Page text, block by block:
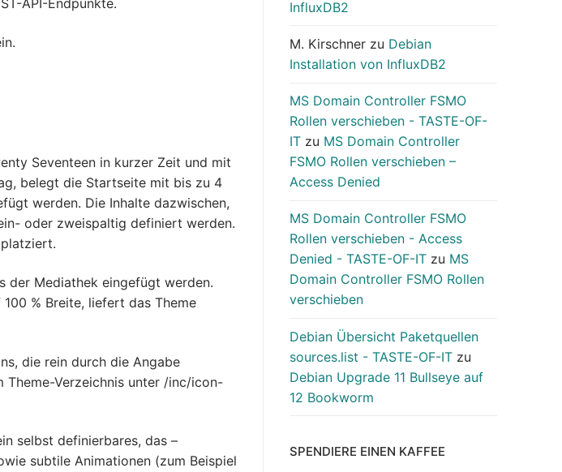
Seventeen in kurzer Zeit und mit
belegt die Startseite mit bis zu 4
werden. Die Inhalte dazwischen,
oder zweispaltig definiert werden.
der Mediathek eingefügt werden.
% Breite, liefert das Theme
die rein durch die Angabe
Theme-Verzeichnis unter /inc/icon-
selbst definierbares, das –
subtile Animationen (zum Beispiel
InfluxDB2
M. Kirschner zu Debian
Installation von InfluxDB2
MS Domain Controller FSMO
Rollen verschieben - TASTE-OF-
IT zu MS Domain Controller
FSMO Rollen verschieben –
Access Denied
MS Domain Controller FSMO
Rollen verschieben - Access
Denied - TASTE-OF-IT zu MS
Domain Controller FSMO Rollen
verschieben
Debian Übersicht Paketquellen
sources.list - TASTE-OF-IT zu
Debian Upgrade 11 Bullseye auf
12 Bookworm
SPENDIERE EINEN KAFFEE